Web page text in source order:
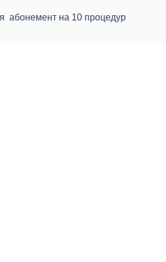
абонемент на 10 процедур